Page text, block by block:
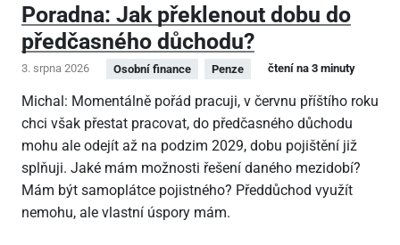
Poradna: Jak překlenout dobu do
předčasného důchodu?
3. srpna 2026 Osobní finance Penze čtení na 3 minuty
Michal: Momentálně pořád pracuji, v červnu příštího roku
chci však přestat pracovat, do předčasného důchodu
mohu ale odejít až na podzim 2029, dobu pojištění již
splňuji. Jaké mám možnosti řešení daného mezidobí?
Mám být samoplátce pojistného? Předdůchod využít
nemohu, ale vlastní úspory mám.